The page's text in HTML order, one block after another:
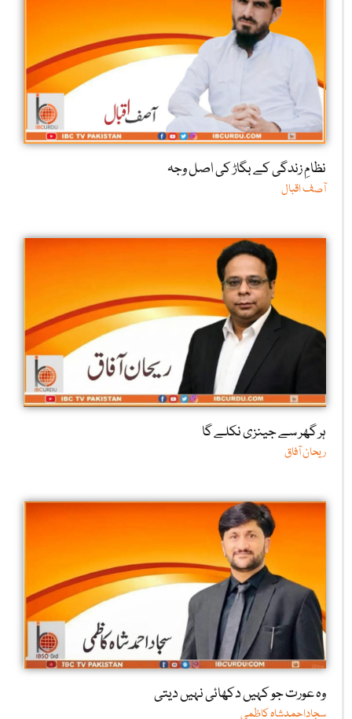
نظامِ زندگی کے بگاڑ کی اصل وجہ
آصف اقبال
ہر گھر سے جینزی نکلے گا
ریحان آفاق
وہ عورت جو کہیں دکھائی نہیں دیتی
سجاداحمدشاہ کاظمی